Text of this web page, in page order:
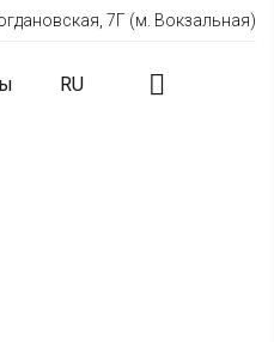
7Г (м. Вокзальная)
RU